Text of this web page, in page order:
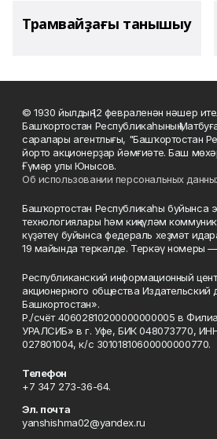
Трамвайҙағы танышыу
© 1930 йылдың 12 февраленән нәшер
Башҡортостан Республикаһының
саралары агентлығы, "Башҡортостан
йорто акционерҙар йәмғиәте. Баш
Ғүмәр улы Юнысов.
Об использовании персональных
Башҡортостан Республикаһы буйынса
технологиялары һәм киңкүләм
күҙәтеү буйынса федераль хеҙмәт
19 майында теркәлде. Теркәү номеры
Республиканский информационный
акционерного общества Издательский
Башкортостан».
Р./счёт 40602810200000000005 в
УРАЛСИБ» в г. Уфе, БИК 048073770,
027801004, к/с 30101810600000000770.
Телефон
+7 347 273-36-64.
Эл. почта
yanshishma02@yandex.ru